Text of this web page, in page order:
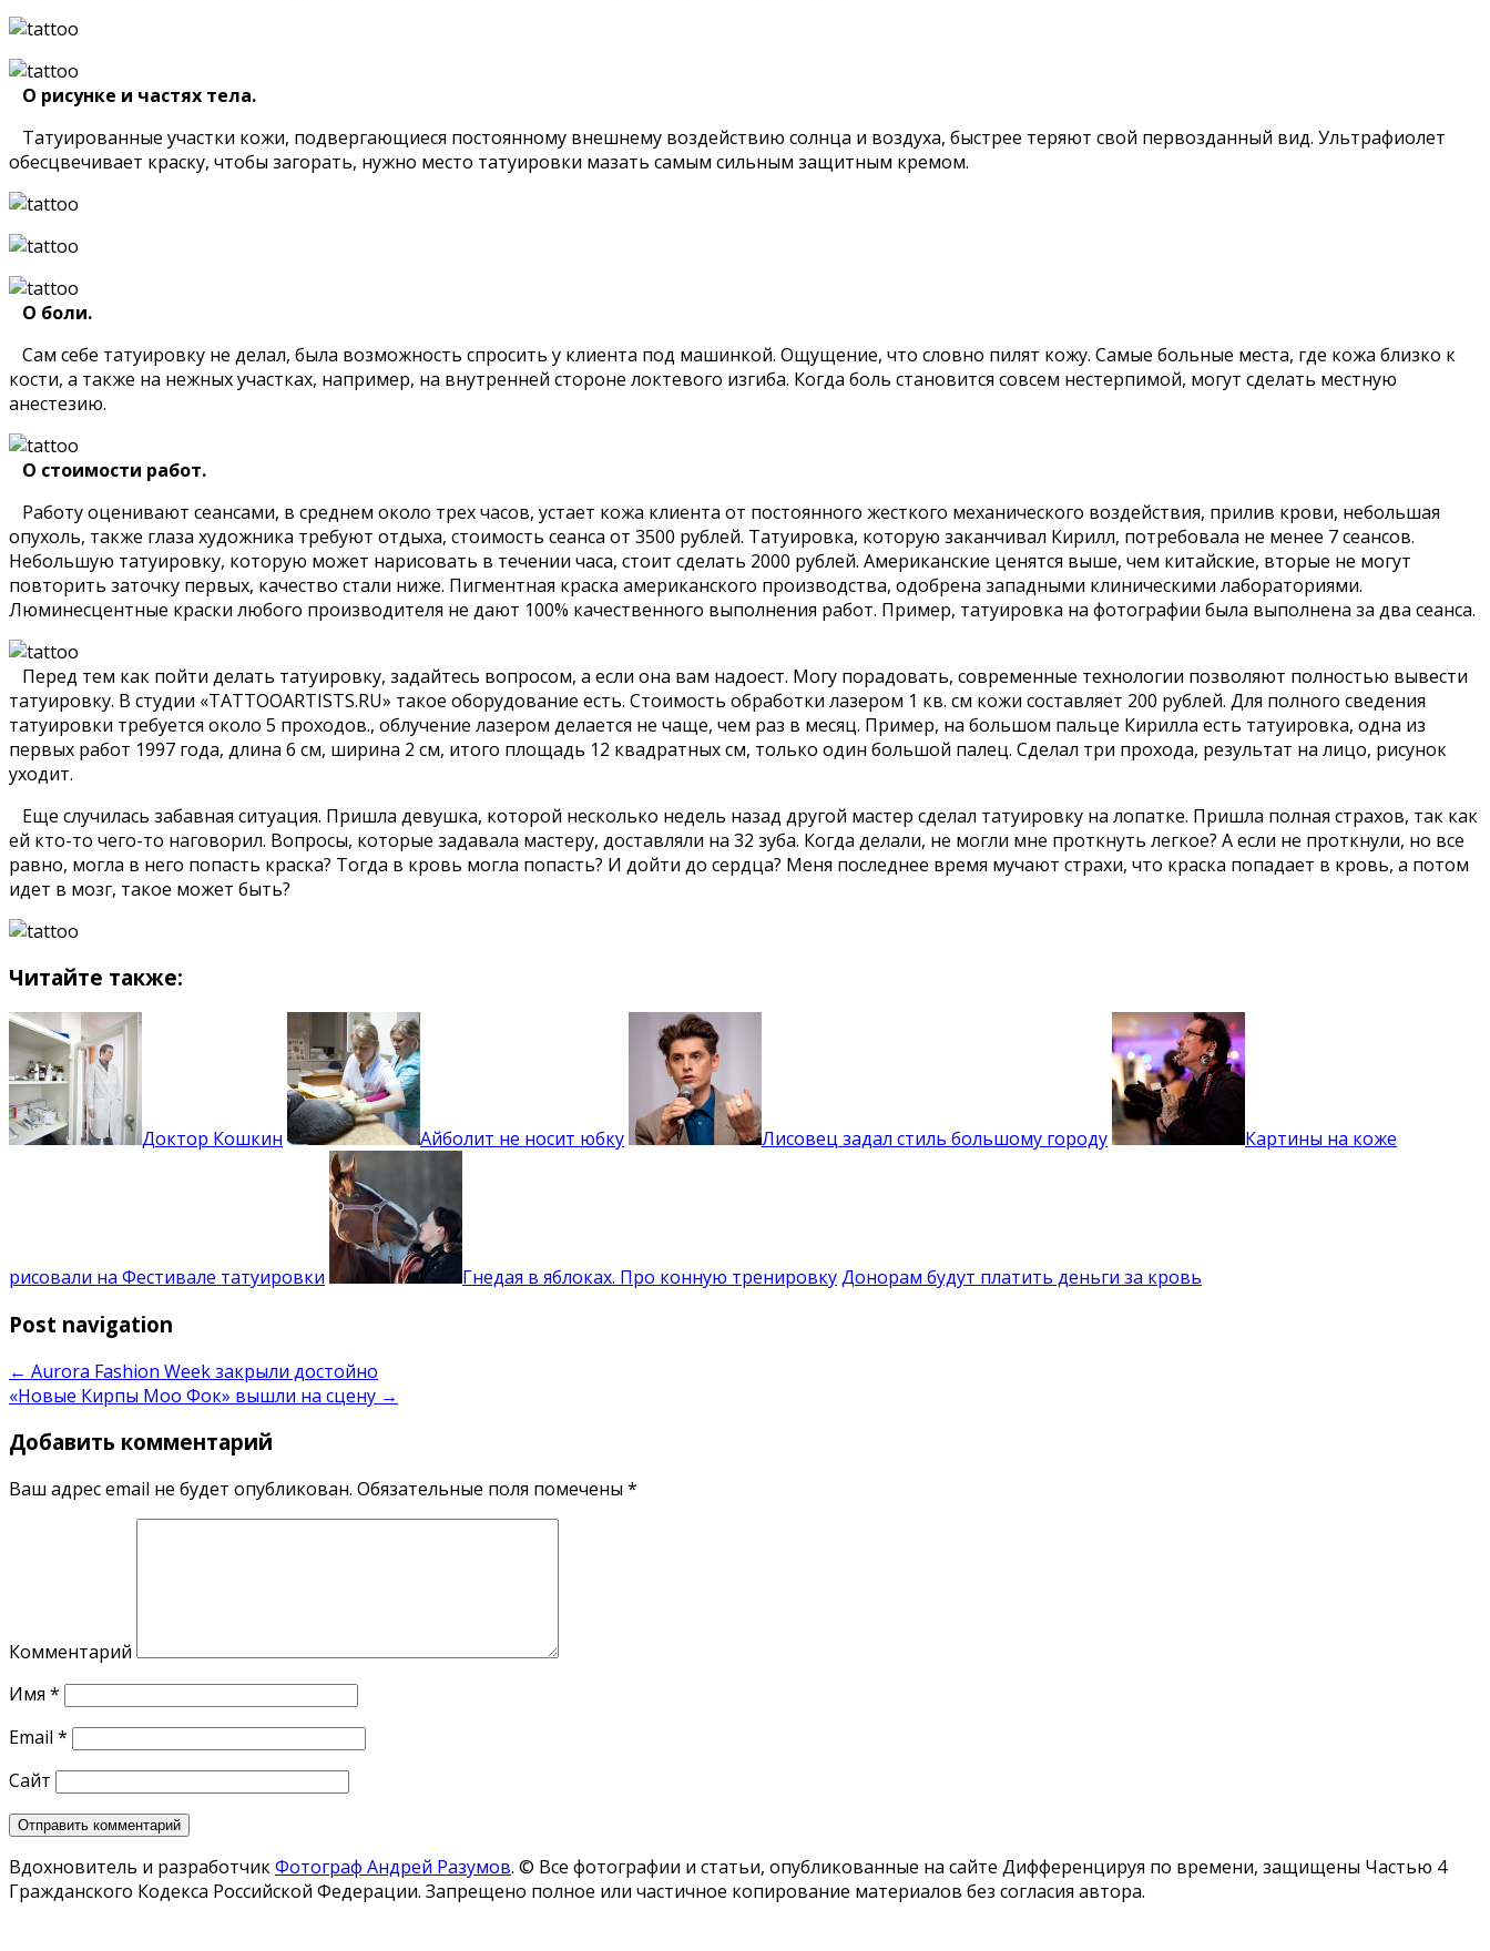
О рисунке и частях тела.
Татуированные участки кожи, подвергающиеся постоянному внешнему воздействию солнца и воздуха, быстрее теряют свой первозданный вид. Ультрафиолет
обесцвечивает краску, чтобы загорать, нужно место татуировки мазать самым сильным защитным кремом.
О боли.
Сам себе татуировку не делал, была возможность спросить у клиента под машинкой. Ощущение, что словно пилят кожу. Самые больные места, где кожа близко к
кости, а также на нежных участках, например, на внутренней стороне локтевого изгиба. Когда боль становится совсем нестерпимой, могут сделать местную
анестезию.
О стоимости работ.
Работу оценивают сеансами, в среднем около трех часов, устает кожа клиента от постоянного жесткого механического воздействия, прилив крови, небольшая
опухоль, также глаза художника требуют отдыха, стоимость сеанса от 3500 рублей. Татуировка, которую заканчивал Кирилл, потребовала не менее 7 сеансов.
Небольшую татуировку, которую может нарисовать в течении часа, стоит сделать 2000 рублей. Американские ценятся выше, чем китайские, вторые не могут
повторить заточку первых, качество стали ниже. Пигментная краска американского производства, одобрена западными клиническими лабораториями.
Люминесцентные краски любого производителя не дают 100% качественного выполнения работ. Пример, татуировка на фотографии была выполнена за два сеанса.
Перед тем как пойти делать татуировку, задайтесь вопросом, а если она вам надоест. Могу порадовать, современные технологии позволяют полностью вывести
татуировку. В студии «TATTOOARTISTS.RU» такое оборудование есть. Стоимость обработки лазером 1 кв. см кожи составляет 200 рублей. Для полного сведения
татуировки требуется около 5 проходов., облучение лазером делается не чаще, чем раз в месяц. Пример, на большом пальце Кирилла есть татуировка, одна из
первых работ 1997 года, длина 6 см, ширина 2 см, итого площадь 12 квадратных см, только один большой палец. Сделал три прохода, результат на лицо, рисунок
уходит.
Еще случилась забавная ситуация. Пришла девушка, которой несколько недель назад другой мастер сделал татуировку на лопатке. Пришла полная страхов, так как
ей кто-то чего-то наговорил. Вопросы, которые задавала мастеру, доставляли на 32 зуба. Когда делали, не могли мне проткнуть легкое? А если не проткнули, но все
равно, могла в него попасть краска? Тогда в кровь могла попасть? И дойти до сердца? Меня последнее время мучают страхи, что краска попадает в кровь, а потом
идет в мозг, такое может быть?
Читайте также:
Доктор Кошкин Айболит не носит юбку Лисовец задал стиль большому городу Картины на коже
рисовали на Фестивале татуировки Гнедая в яблоках. Про конную тренировкуДонорам будут платить деньги за кровь
Post navigation
← Aurora Fashion Week закрыли достойно
«Новые Кирпы Моо Фок» вышли на сцену →
Добавить комментарий
Ваш адрес email не будет опубликован. Обязательные поля помечены *
Комментарий
Имя *
Email *
Сайт
Вдохновитель и разработчикФотограф Андрей Разумов. © Все фотографии и статьи, опубликованные на сайте Дифференцируя по времени, защищены Частью 4
Гражданского Кодекса Российской Федерации. Запрещено полное или частичное копирование материалов без согласия автора.